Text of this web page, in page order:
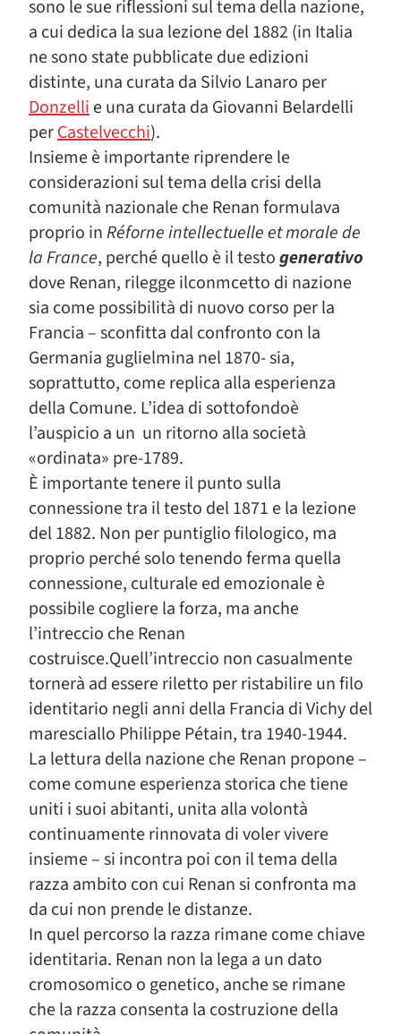
sono le sue riflessioni sul tema della nazione,
a cui dedica la sua lezione del 1882 (in Italia
ne sono state pubblicate due edizioni
distinte, una curata da Silvio Lanaro per
Donzellie una curata da Giovanni Belardelli
perCastelvecchi).
Insieme è importante riprendere le
considerazioni sul tema della crisi della
comunità nazionale che Renan formulava
proprio inRéforne intellectuelle et morale de
la France, perché quello è il testogenerativo
dove Renan, rilegge ilconmcetto di nazione
sia come possibilità di nuovo corso per la
Francia – sconfitta dal confronto con la
Germania guglielmina nel 1870- sia,
soprattutto, come replica alla esperienza
della Comune. L’idea di sottofondoè
l’auspicio a un un ritorno alla società
«ordinata» pre-1789.
È importante tenere il punto sulla
connessione tra il testo del 1871 e la lezione
del 1882. Non per puntiglio filologico, ma
proprio perché solo tenendo ferma quella
connessione, culturale ed emozionale è
possibile cogliere la forza, ma anche
l’intreccio che Renan
costruisce.Quell’intreccio non casualmente
tornerà ad essere riletto per ristabilire un filo
identitario negli anni della Francia di Vichy del
maresciallo Philippe Pétain, tra 1940-1944.
La lettura della nazione che Renan propone –
come comune esperienza storica che tiene
uniti i suoi abitanti, unita alla volontà
continuamente rinnovata di voler vivere
insieme – si incontra poi con il tema della
razza ambito con cui Renan si confronta ma
da cui non prende le distanze.
In quel percorso la razza rimane come chiave
identitaria. Renan non la lega a un dato
cromosomico o genetico, anche se rimane
che la razza consenta la costruzione della